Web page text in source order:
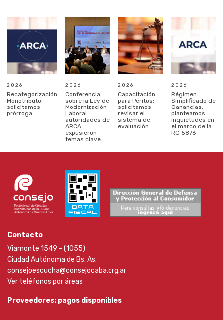
2026
Recategorización
Monotributo:
solicitamos
prórroga
2026
Conferencia
sobre la Ley de
Modernización
Laboral:
autoridades de
ARCA
expusieron
temas clave
2026
Capacitación
para Peritos:
solicitamos
revisar el
sistema de
evaluación
2026
Régimen
Simplificado de
Ganancias:
planteamos
inquietudes en
el marco de la
RG 5876
Contacto
Viamonte 1549 - (1055)
Ciudad Autónoma de Bs. As.
consejoescucha@consejocaba.org.ar
Ver teléfonos por áreas
Proveedores: pagos disponibles